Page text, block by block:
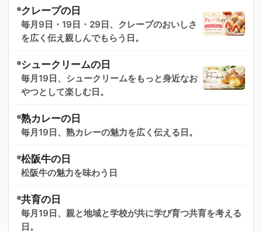
クレープの日
毎月9日・19日・29日、クレープのおいしさ
を広く伝え親しんでもらう日。
シュークリームの日
毎月19日、シュークリームをもっと身近なお
やつとして楽しむ日。
熟カレーの日
毎月19日、熟カレーの魅力を広く伝える日。
松阪牛の日
松阪牛の魅力を味わう日
共育の日
毎月19日、親と地域と学校が共に学び育つ共育を考える
日。